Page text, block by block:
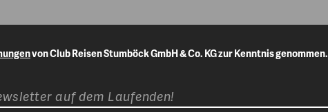
von Club Reisen Stumböck GmbH & Co. KG zur Kenntnis genommen.
auf dem Laufenden!